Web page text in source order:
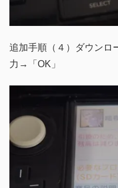
追加手順（４）ダウンロ
力→「OK」